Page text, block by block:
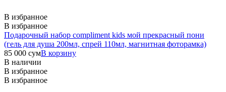
В избранное
В избранное
Подарочный набор compliment kids мой прекрасный пони
(гель для душа 200мл, спрей 110мл, магнитная фоторамка)
85 000 сумВ корзину
В наличии
В избранное
В избранное